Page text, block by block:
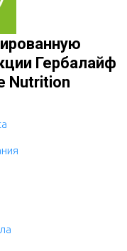
Гербалайф
Nutrition